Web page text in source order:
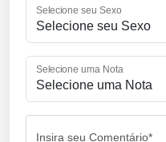
Selecione seu Sexo
Selecione uma Nota
Insira seu Comentário*